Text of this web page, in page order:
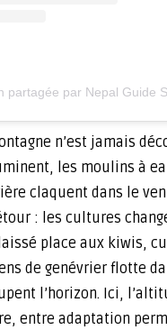
partagée par Nepal Guide
n’est jamais
les moulins à
claquent dans le
: les cultures
place aux kiwis,
de genévrier flotte
l’horizon. Ici,
entre adaptation